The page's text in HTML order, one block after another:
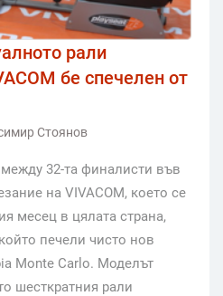
рали
бе спечелен от
Стоянов
32-та финалисти във
на VIVACOM, което се
месец в цялата страна,
печели чисто нов
Monte Carlo. Моделът
шесткратния рали